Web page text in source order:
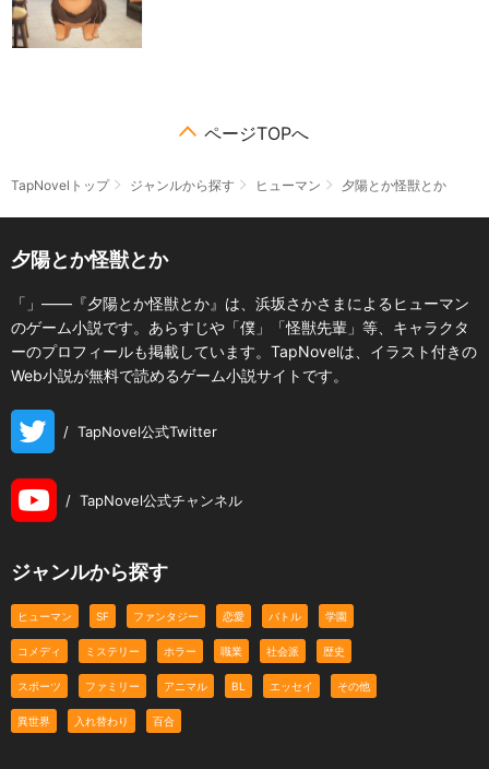
ページTOPへ
TapNovelトップ ジャンルから探す ヒューマン 夕陽とか怪獣とか
夕陽とか怪獣とか
「」――『夕陽とか怪獣とか』は、浜坂さかさまによるヒューマン
のゲーム小説です。あらすじや「僕」「怪獣先輩」等、キャラクタ
ーのプロフィールも掲載しています。TapNovelは、イラスト付きの
Web小説が無料で読めるゲーム小説サイトです。
/ TapNovel公式Twitter
/ TapNovel公式チャンネル
ジャンルから探す
ヒューマン SF ファンタジー 恋愛 バトル 学園
コメディ ミステリー ホラー 職業 社会派 歴史
スポーツ ファミリー アニマル BL エッセイ その他
異世界 入れ替わり 百合